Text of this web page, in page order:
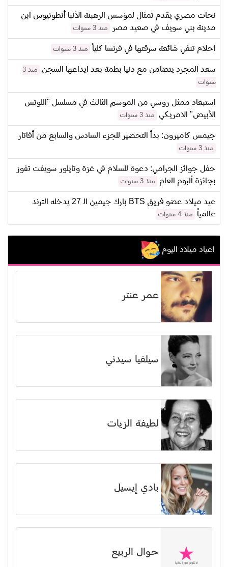
نحات مصري يقدم تمثال لمؤسس الرهبنة الأنبا أنطونيوس ابن
مدينة بني سويف في صعيد مصر
منذ 3 سنوات
احلام تنفي شائعة سرقتها في فرنسا كلياً منذ 3 سنوات
سعد المجرد يتضامن مع دنيا بطمة بعد ايداعها السجن
منذ 3
سنوات
استبعاد ممثل روسي من الموسم الثالث في مسلسل "اللوتس
الأبيض" الامريكي
منذ 3 سنوات
جيمس كاميرون: بدأ التحضير للجزء السادس والسابع من أفاتار
منذ 3 سنوات
حفل جوائز الجرامي: دعوة للسلام في غزة وتايلور سويفت تفوز
بجائزة ألبوم العام
منذ 3 سنوات
عيد ميلاد عضو فريق BTS بارك جيمين الـ 27 يدخله الترند
عالمياً
منذ 4 سنوات
اعياد ميلاد اليوم
عمر عنتر
سيلفيا سيدني
لطيفة الزيات
بادي إيسيل
حوال الربيع